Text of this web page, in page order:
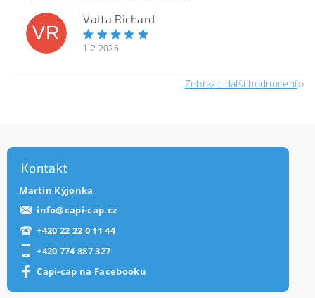
VR
Valta Richard
1.2.2026
Zobrazit další hodnocení
Kontakt
Martin Kýjonka
info@capi-cap.cz
+420 22 22 0 11 44
+420 774 887 327
Capi-cap na Facebooku